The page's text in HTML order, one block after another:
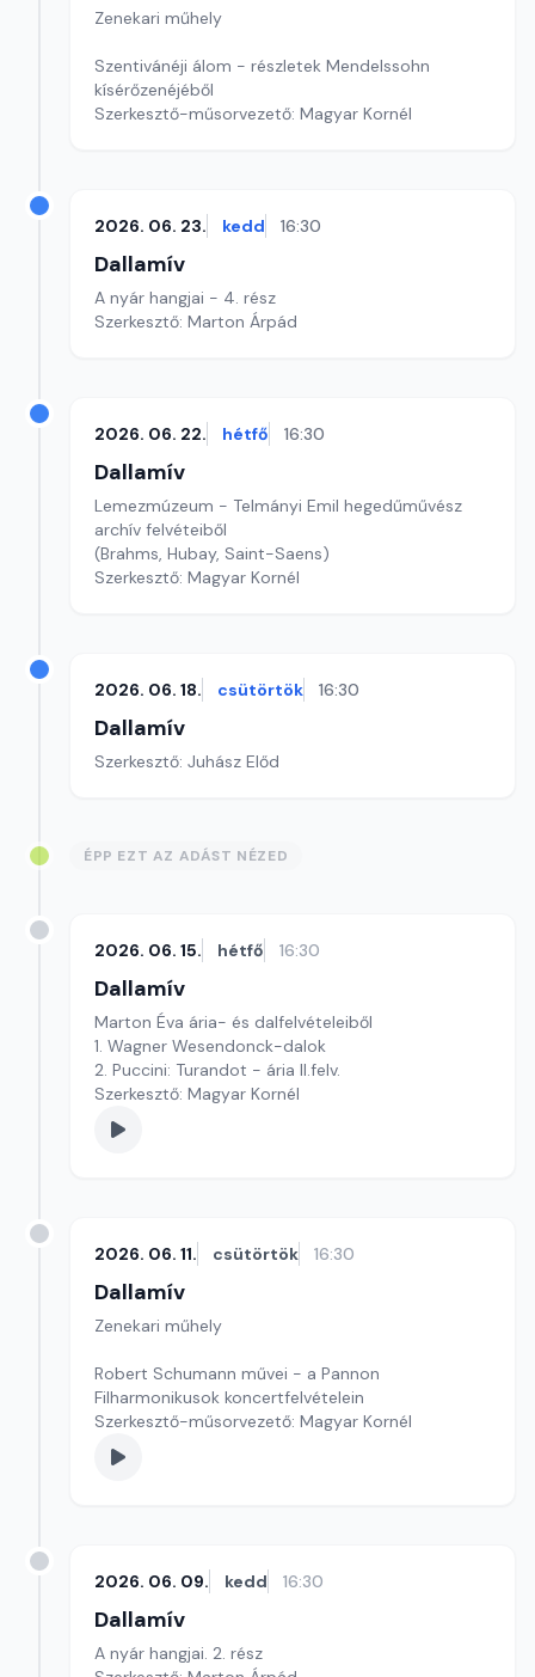
Zenekari műhely
Szentivánéji álom - részletek Mendelssohn
kísérőzenéjéből
Szerkesztő-műsorvezető: Magyar Kornél
2026. 06. 23. kedd 16:30
Dallamív
A nyár hangjai - 4. rész
Szerkesztő: Marton Árpád
2026. 06. 22. hétfő 16:30
Dallamív
Lemezmúzeum - Telmányi Emil hegedűművész
archív felvéteiből
(Brahms, Hubay, Saint-Saens)
Szerkesztő: Magyar Kornél
2026. 06. 18. csütörtök 16:30
Dallamív
Szerkesztő: Juhász Előd
ÉPP EZT AZ ADÁST NÉZED
2026. 06. 15. hétfő 16:30
Dallamív
Marton Éva ária- és dalfelvételeiből
1. Wagner Wesendonck-dalok
2. Puccini: Turandot - ária II.felv.
Szerkesztő: Magyar Kornél
2026. 06. 11. csütörtök 16:30
Dallamív
Zenekari műhely
Robert Schumann művei - a Pannon
Filharmonikusok koncertfelvételein
Szerkesztő-műsorvezető: Magyar Kornél
2026. 06. 09. kedd 16:30
Dallamív
A nyár hangjai. 2. rész